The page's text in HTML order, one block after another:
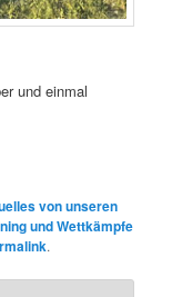
und einmal
von unseren
und Wettkämpfe
.